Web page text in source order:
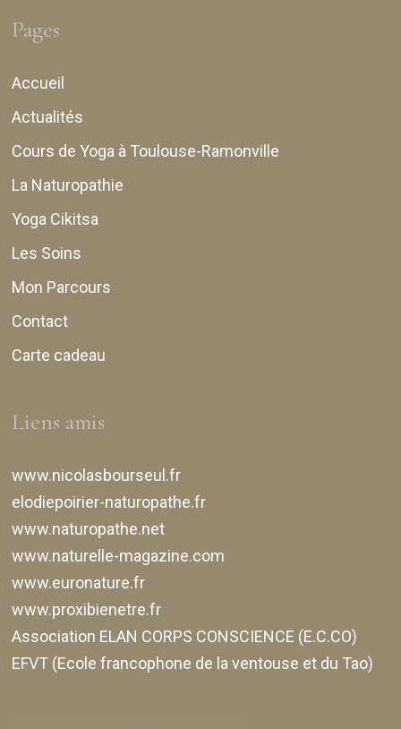
Pages
Accueil
Actualités
Cours de Yoga à Toulouse-Ramonville
La Naturopathie
Yoga Cikitsa
Les Soins
Mon Parcours
Contact
Carte cadeau
Liens amis
www.nicolasbourseul.fr
elodiepoirier-naturopathe.fr
www.naturopathe.net
www.naturelle-magazine.com
www.euronature.fr
www.proxibienetre.fr
Association ELAN CORPS CONSCIENCE (E.C.CO)
EFVT (Ecole francophone de la ventouse et du Tao)